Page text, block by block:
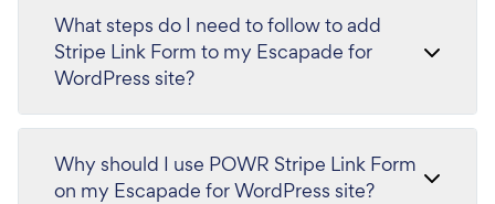
What steps do I need to follow to add
Stripe Link Form to my Escapade for
WordPress site?
Why should I use POWR Stripe Link Form
on my Escapade for WordPress site?